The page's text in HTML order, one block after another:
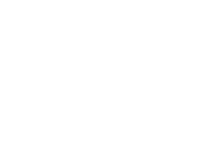
der Unternehmen